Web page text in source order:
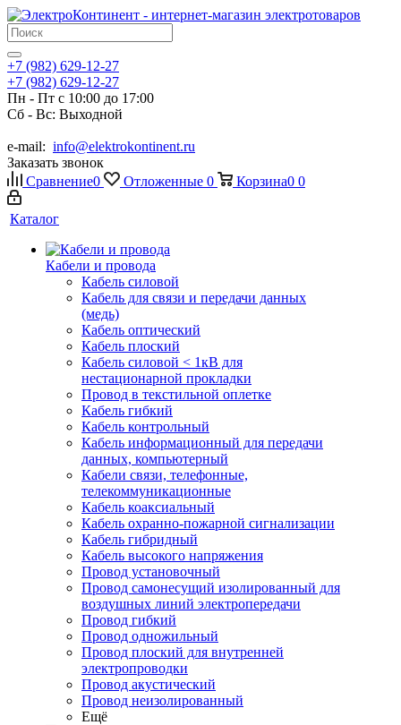
+7 (982) 629-12-27
+7 (982) 629-12-27
Пн - Пт с 10:00 до 17:00
Сб - Вс: Выходной
e-mail: info@elektrokontinent.ru
Заказать звонок
Сравнение0 Отложенные 0 Корзина0 0
Каталог
Кабели и провода
Кабель силовой
Кабель для связи и передачи данных
(медь)
Кабель оптический
Кабель плоский
Кабель силовой < 1кВ для
нестационарной прокладки
Провод в текстильной оплетке
Кабель гибкий
Кабель контрольный
Кабель информационный для передачи
данных, компьютерный
Кабели связи, телефонные,
телекоммуникационные
Кабель коаксиальный
Кабель охранно-пожарной сигнализации
Кабель гибридный
Кабель высокого напряжения
Провод установочный
Провод самонесущий изолированный для
воздушных линий электропередачи
Провод гибкий
Провод одножильный
Провод плоский для внутренней
электропроводки
Провод акустический
Провод неизолированный
Ещё